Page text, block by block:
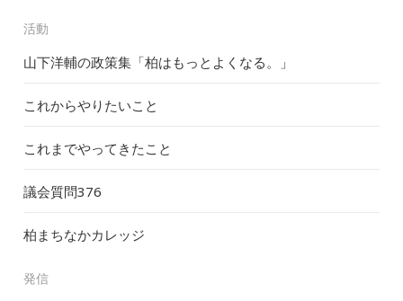
活動
山下洋輔の政策集「柏はもっとよくなる。」
これからやりたいこと
これまでやってきたこと
議会質問376
柏まちなかカレッジ
発信